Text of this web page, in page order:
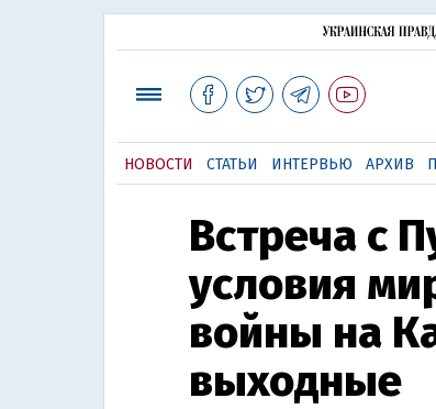
НОВОСТИ СТАТЬИ ИНТЕРВЬЮ АРХИВ
Встреча с
условия
войны на
выходные